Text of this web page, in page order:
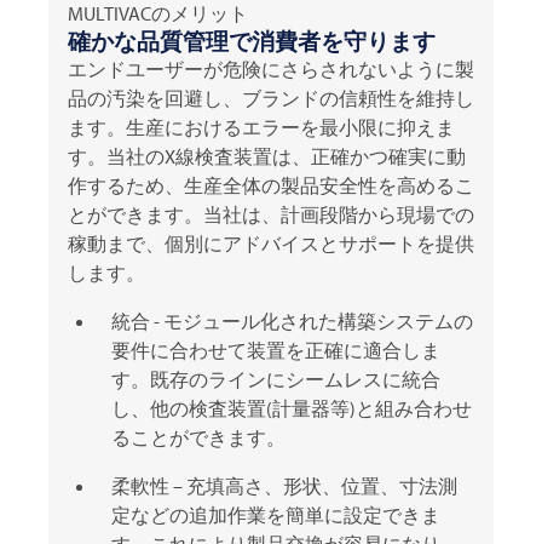
MULTIVACのメリット
確かな品質管理で消費者を守ります
エンドユーザーが危険にさらされないように製
品の汚染を回避し、ブランドの信頼性を維持し
ます。生産におけるエラーを最小限に抑えま
す。当社のX線検査装置は、正確かつ確実に動
作するため、生産全体の製品安全性を高めるこ
とができます。当社は、計画段階から現場での
稼動まで、個別にアドバイスとサポートを提供
します。
統合 - モジュール化された構築システムの
要件に合わせて装置を正確に適合しま
す。既存のラインにシームレスに統合
し、他の検査装置(計量器等)と組み合わせ
ることができます。
柔軟性 – 充填高さ、形状、位置、寸法測
定などの追加作業を簡単に設定できま